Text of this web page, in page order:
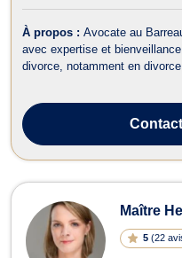
À propos : Avocate au
avec expertise et
divorce, notamment en
passer par le tribunal, à
conséquences de la rupture....
Maître
5 (22